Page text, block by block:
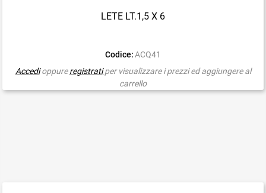
LETE LT.1,5 X 6
Codice: ACQ41
Accedioppureregistrati per visualizzare i prezzi ed aggiungere al
carrello